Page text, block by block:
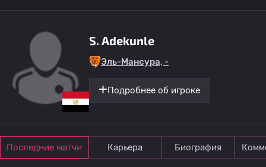
S. Adekunle
Эль-Мансура, -
Подробнее об игроке
Последние матчи Карьера Биография